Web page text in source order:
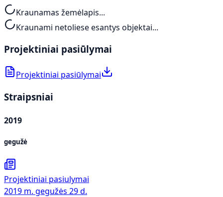
Kraunamas žemėlapis...
Kraunami netoliese esantys objektai...
Projektiniai pasiūlymai
Projektiniai pasiūlymai
Straipsniai
2019
gegužė
Projektiniai pasiulymai
2019 m. gegužės 29 d.